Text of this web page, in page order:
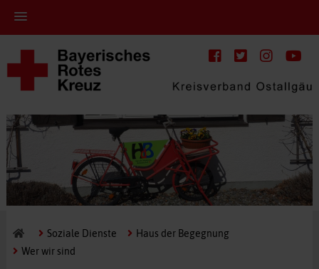
Soziale Dienste
Haus der Begegnung
Wer wir sind